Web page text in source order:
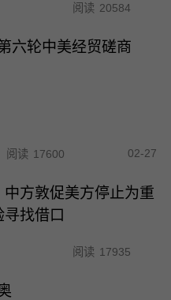
阅读 20584
六轮中美经贸磋商
阅读 17600 02-27
中方敦促美方停止为重
找借口
阅读 17935